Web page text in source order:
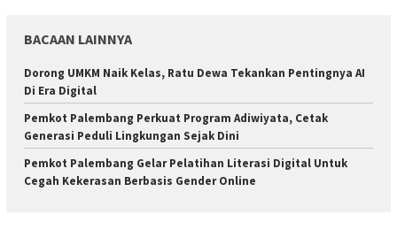
BACAAN LAINNYA
Dorong UMKM Naik Kelas, Ratu Dewa Tekankan Pentingnya AI
Di Era Digital
Pemkot Palembang Perkuat Program Adiwiyata, Cetak
Generasi Peduli Lingkungan Sejak Dini
Pemkot Palembang Gelar Pelatihan Literasi Digital Untuk
Cegah Kekerasan Berbasis Gender Online